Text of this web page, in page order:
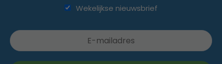
Wekelijkse nieuwsbrief